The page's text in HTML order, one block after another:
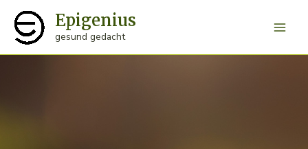
Inhalt
springen
Epigenius
gesund gedacht